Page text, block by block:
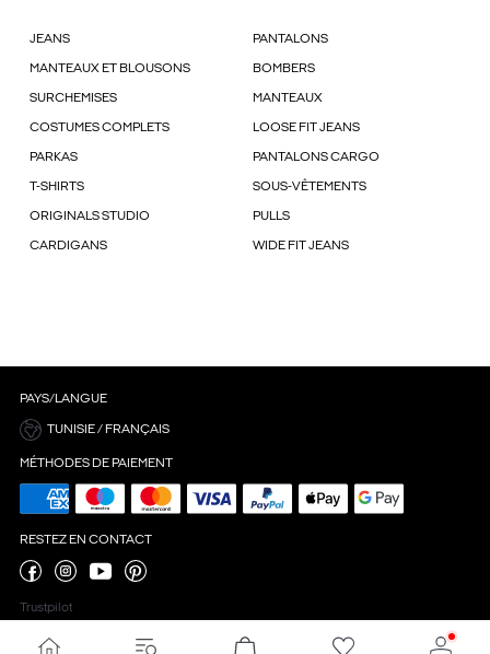
JEANS PANTALONS
MANTEAUX ET BLOUSONS BOMBERS
SURCHEMISES MANTEAUX
COSTUMES COMPLETS LOOSE FIT JEANS
PARKAS PANTALONS CARGO
T-SHIRTS SOUS-VÊTEMENTS
ORIGINALS STUDIO PULLS
CARDIGANS WIDE FIT JEANS
PAYS/LANGUE
TUNISIE / FRANÇAIS
MÉTHODES DE PAIEMENT
RESTEZ EN CONTACT
Trustpilot